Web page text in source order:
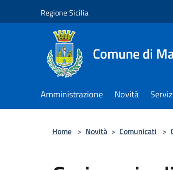
Regione Sicilia
Comune di
Amministrazione Novità
Home > Novità > Comunicati >